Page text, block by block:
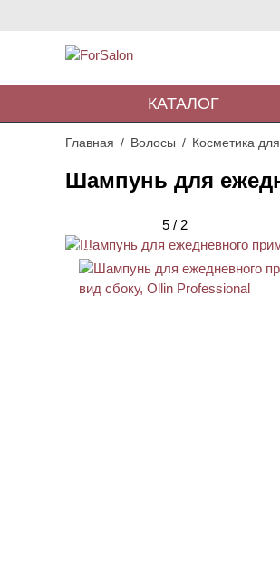
КАТАЛОГ
Главная Волосы Косметика
Шампунь для
5 / 2
ХИТ